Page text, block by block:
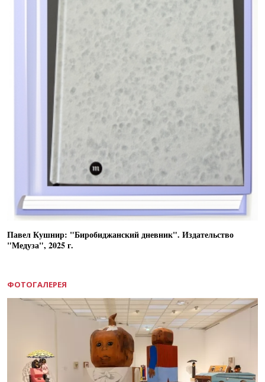
Павел Кушнир: "Биробиджанский дневник". Издательство
"Медуза", 2025 г.
ФОТОГАЛЕРЕЯ